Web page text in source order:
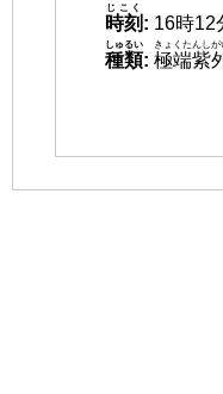
時刻
じこく
: 16時12
種類
しゅるい
: 極端紫
きょくたんしが